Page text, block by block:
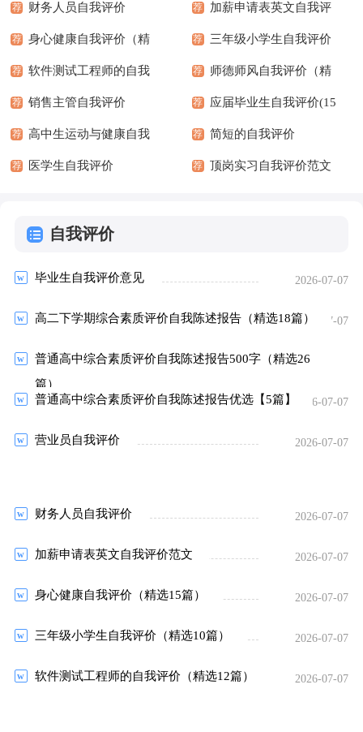
荐 财务人员自我评价 荐 加薪申请表英文自我评
价范文
荐 身心健康自我评价（精
选15篇）
荐 三年级小学生自我评价
（精选10篇）
荐 软件测试工程师的自我
评价（精选12篇）
荐 师德师风自我评价（精
选14篇）
荐 销售主管自我评价 荐 应届毕业生自我评价(15
篇)
荐 高中生运动与健康自我
评价10篇
荐 简短的自我评价
荐 医学生自我评价 荐 顶岗实习自我评价范文
自我评价
毕业生自我评价意见 2026-07-07
高二下学期综合素质评价自我陈述报告（精选18篇）2026-07-07
普通高中综合素质评价自我陈述报告500字（精选26
篇）
2026-07-07
普通高中综合素质评价自我陈述报告优选【5篇】 2026-07-07
营业员自我评价 2026-07-07
财务人员自我评价 2026-07-07
加薪申请表英文自我评价范文 2026-07-07
身心健康自我评价（精选15篇） 2026-07-07
三年级小学生自我评价（精选10篇） 2026-07-07
软件测试工程师的自我评价（精选12篇） 2026-07-07